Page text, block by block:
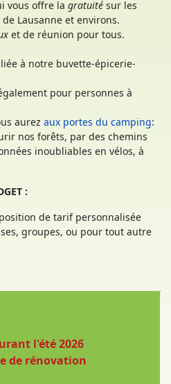
vous offre la gratuité sur les
Lausanne et environs.
et de réunion pour tous.
à notre buvette-épicerie-
pour personnes à
aurez aux portes du camping:
nos forêts, par des chemins
inoubliables en vélos, à
:
de tarif personnalisée
groupes, ou pour tout autre
l'été 2026
de rénovation